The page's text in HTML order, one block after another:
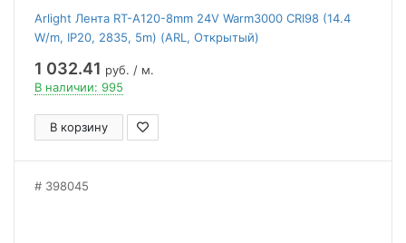
Arlight Лента RT-A120-8mm 24V Warm3000 CRI98 (14.4
W/m, IP20, 2835, 5m) (ARL, Открытый)
1 032.41 руб. / м.
В наличии: 995
В корзину
398045